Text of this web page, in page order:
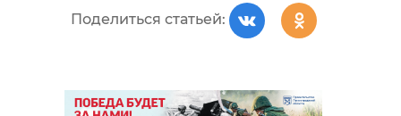
Поделиться статьей: